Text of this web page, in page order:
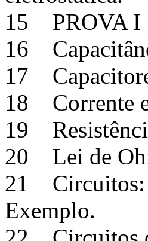
15 PROVA I
16
17
18 Corrente
19
20 Lei de
21 Circuitos:
Exemplo.